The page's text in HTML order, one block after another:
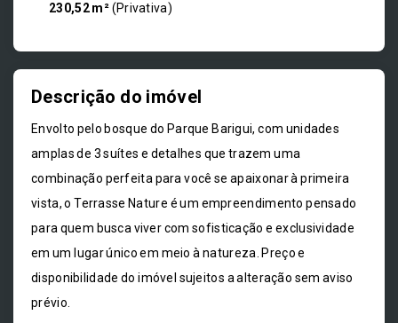
230,52 m²(Privativa)
Descrição do imóvel
Envolto pelo bosque do Parque Barigui, com unidades
amplas de 3 suítes e detalhes que trazem uma
combinação perfeita para você se apaixonar à primeira
vista, o Terrasse Nature é um empreendimento pensado
para quem busca viver com sofisticação e exclusividade
em um lugar único em meio à natureza. Preço e
disponibilidade do imóvel sujeitos a alteração sem aviso
prévio.